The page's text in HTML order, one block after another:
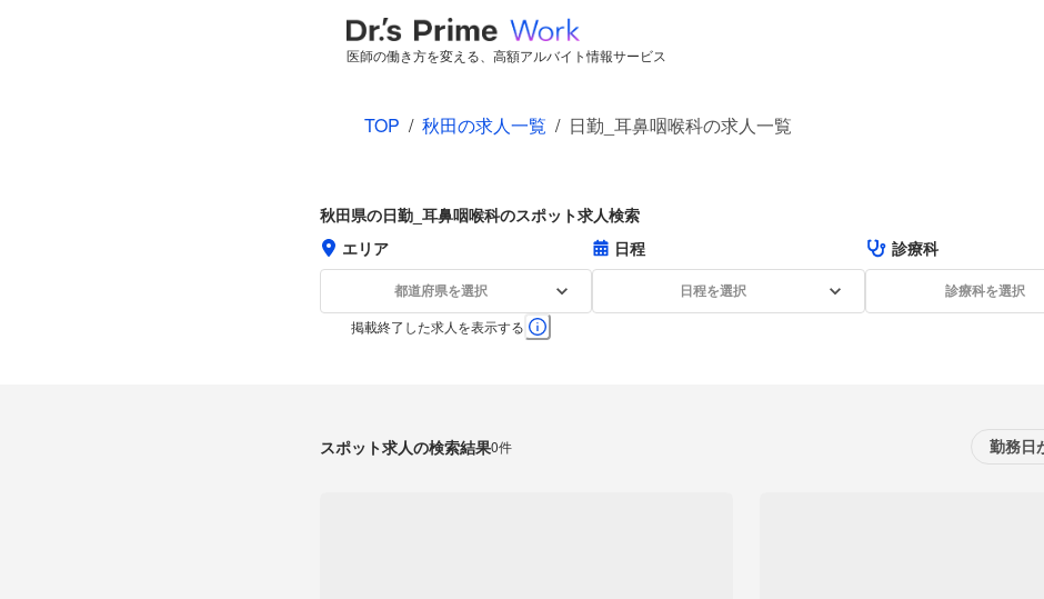
医師の働き方を変える、高額アルバイト情報サービス
TOP / 秋田の求人一覧 / 日勤_耳鼻咽喉科の求人一覧
秋田県の日勤_耳鼻咽喉科のスポット求人検索
エリア
都道府県を選択
日程
日程を選択
診療科
診療科を選択
掲載終了した求人を表示する
スポット求人の検索結果0件 勤務日